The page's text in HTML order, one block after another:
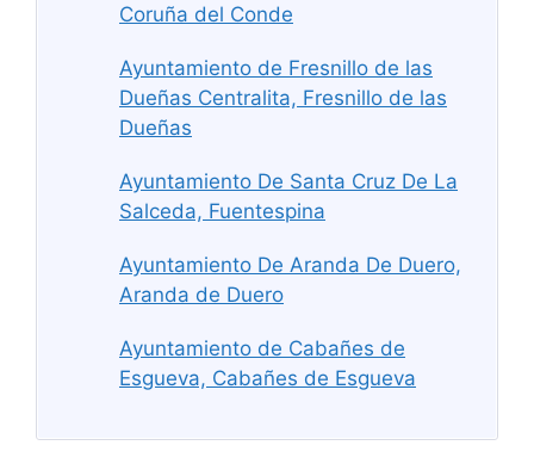
Coruña del Conde
Ayuntamiento de Fresnillo de las
Dueñas Centralita, Fresnillo de las
Dueñas
Ayuntamiento De Santa Cruz De La
Salceda, Fuentespina
Ayuntamiento De Aranda De Duero,
Aranda de Duero
Ayuntamiento de Cabañes de
Esgueva, Cabañes de Esgueva